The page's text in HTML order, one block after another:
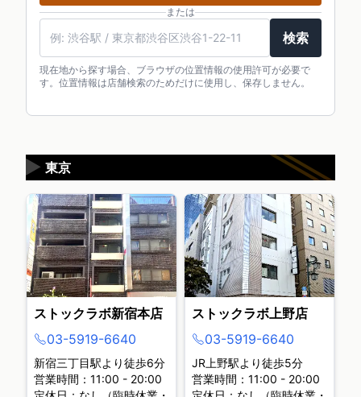
または
検索
現在地から探す場合、ブラウザの位置情報の使用許可が必要で
す。位置情報は店舗検索のためだけに使用し、保存しません。
東京
▶
ストックラボ新宿本店
03-5919-6640
新宿三丁目駅より徒歩6分
営業時間：11:00 - 20:00
ストックラボ上野店
03-5919-6640
JR上野駅より徒歩5分
営業時間：11:00 - 20:00